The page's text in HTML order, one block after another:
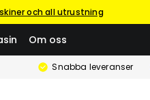
och all utrustning
Om oss
Snabba leveranser